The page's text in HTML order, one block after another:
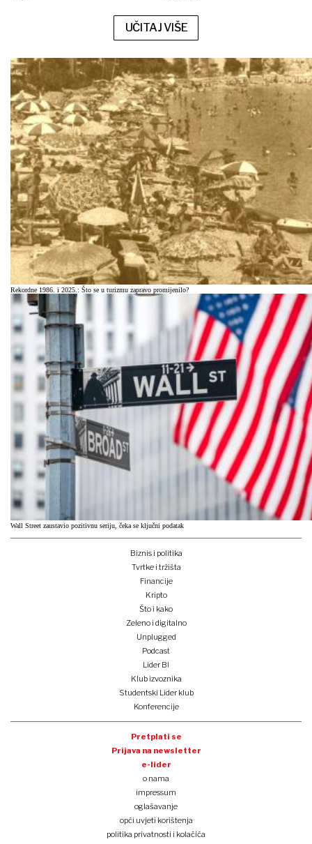
UČITAJ VIŠE
Rekordne 1986. i 2025.: Što se u turizmu zapravo promijenilo?
Wall Street zaustavio pozitivnu seriju, čeka se ključni podatak
Biznis i politika
Tvrtke i tržišta
Financije
Kripto
Što i kako
Zeleno i digitalno
Unplugged
Podcast
Lider BI
Klub izvoznika
Studentski Lider klub
Konferencije
Pretplati se
Prijava na newsletter
e-lider
o nama
impressum
oglašavanje
opći uvjeti korištenja
politika privatnosti i kolačića